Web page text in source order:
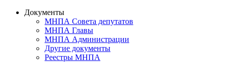
Документы
МНПА Совета депутатов
МНПА Главы
МНПА Администрации
Другие документы
Реестры МНПА